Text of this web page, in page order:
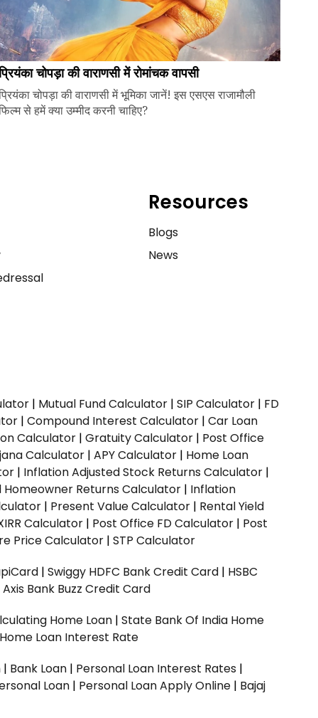
चोपड़ा की वाराणसी में रोमांचक वापसी
चोपड़ा की वाराणसी में भूमिका जानें! इस एसएस राजामौली
से हमें क्या उम्मीद करनी चाहिए?
Resources
Blogs
News
| Mutual Fund Calculator | SIP Calculator | FD
| Compound Interest Calculator | Car Loan
Calculator | Gratuity Calculator | Post Office
Calculator | APY Calculator | Home Loan
| Inflation Adjusted Stock Returns Calculator |
Homeowner Returns Calculator | Inflation
| Present Value Calculator | Rental Yield
Calculator | Post Office FD Calculator | Post
Price Calculator | STP Calculator
| Swiggy HDFC Bank Credit Card | HSBC
Axis Bank Buzz Credit Card
Home Loan | State Bank Of India Home
Loan Interest Rate
| Bank Loan | Personal Loan Interest Rates |
Loan | Personal Loan Apply Online | Bajaj